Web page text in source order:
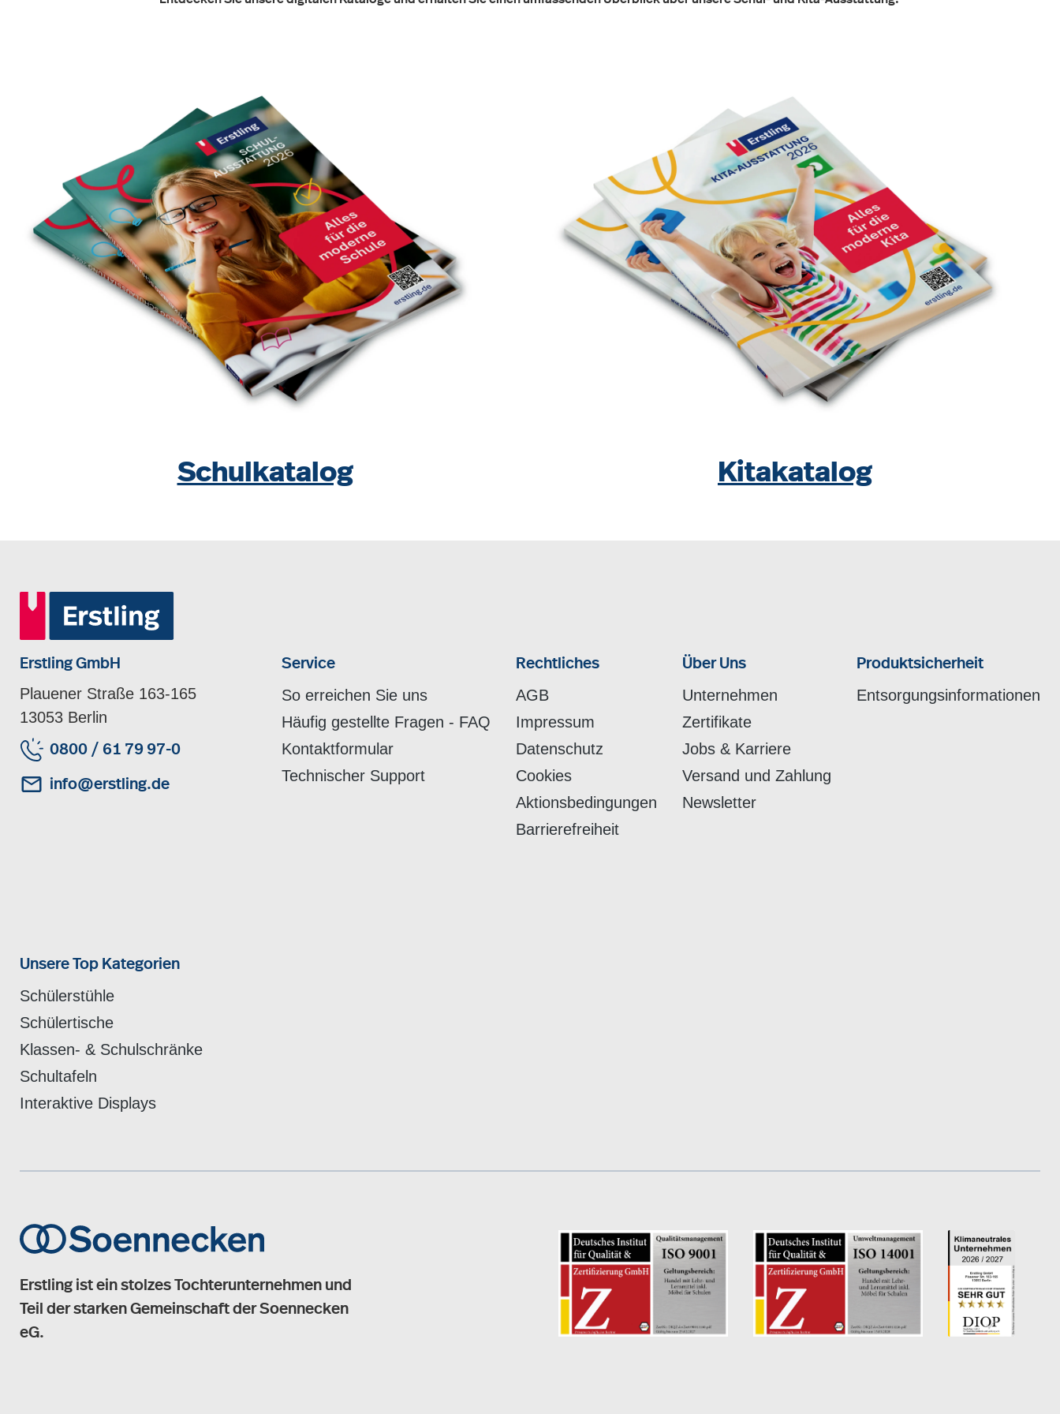
Schulkatalog Kitakatalog
Erstling GmbH
Plauener Straße 163-165
13053 Berlin
0800 / 61 79 97-0
info@erstling.de
Service
So erreichen Sie uns
Häufig gestellte Fragen - FAQ
Kontaktformular
Technischer Support
Rechtliches
AGB
Impressum
Datenschutz
Cookies
Aktionsbedingungen
Barrierefreiheit
Über Uns
Unternehmen
Zertifikate
Jobs & Karriere
Versand und Zahlung
Newsletter
Produktsicherheit
Entsorgungsinformationen
Unsere Top Kategorien
Schülerstühle
Schülertische
Klassen- & Schulschränke
Schultafeln
Interaktive Displays
Erstling ist ein stolzes Tochterunternehmen und
Teil der starken Gemeinschaft der Soennecken
eG.